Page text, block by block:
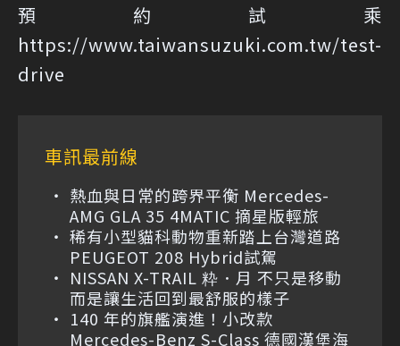
預約試乘
https://www.taiwansuzuki.com.tw/test-
drive
車訊最前線
熱血與日常的跨界平衡 Mercedes-
AMG GLA 35 4MATIC 摘星版輕旅
稀有小型貓科動物重新踏上台灣道路
PEUGEOT 208 Hybrid試駕
NISSAN X-TRAIL 粋．月 不只是移動
而是讓生活回到最舒服的樣子
140 年的旗艦演進！小改款
Mercedes-Benz S-Class 德國漢堡海